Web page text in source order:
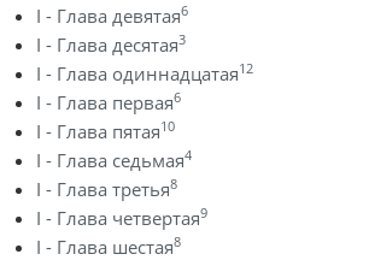
I - Глава девятая6
I - Глава десятая3
I - Глава одиннадцатая12
I - Глава первая6
I - Глава пятая10
I - Глава седьмая4
I - Глава третья8
I - Глава четвертая9
I - Глава шестая8